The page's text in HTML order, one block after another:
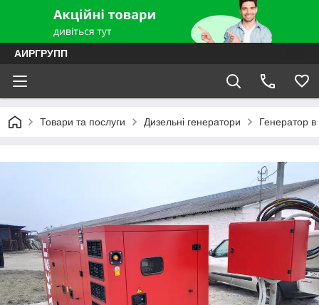
АИРГРУПП
Товари та послуги Дизельні генератори Генератор